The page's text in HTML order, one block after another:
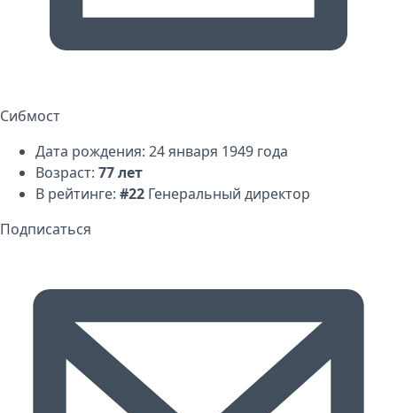
Сибмост
Дата рождения: 24 января 1949 года
Возраст: 77 лет
В рейтинге: #22 Генеральный директор
Подписаться